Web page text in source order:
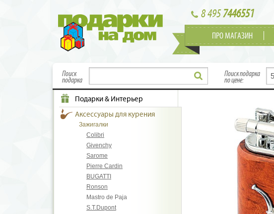
8 4957446551
ПРО МАГАЗИН
Поиск
подарка
Поиск подарка
по цене:
Подарки & Интерьер
Аксессуары для курения
Зажигалки
Colibri
Givenchy
Sarome
Pierre Cardin
BUGATTI
Ronson
Mastro de Paja
S.T.Dupont